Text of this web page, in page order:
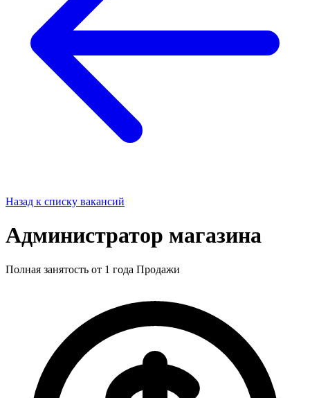
Назад к списку вакансий
Администратор магазина
Полная занятость от 1 года Продажи